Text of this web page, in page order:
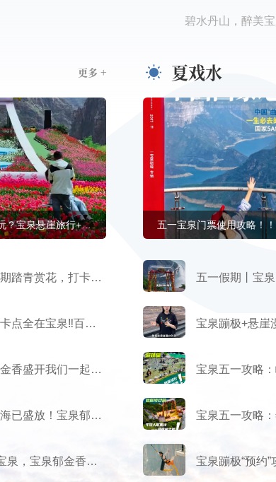
碧水丹山，醉美
更多 +
清明节假期怎么玩？宝泉悬崖旅行+郁金香花海
清明假期踏青赏花，打卡宝泉郁金香花海
这些打卡点全在宝泉‼️百万郁金香盛花期‼️
待到郁金香盛开我们一起去宝泉好不好
百万花海已盛放！宝泉郁金香迎来“最佳赏花季”！
“郁”见宝泉，宝泉郁金香踏青赏花节3.8开幕！
夏戏水
五一宝泉门票使用攻略！！
宝泉蹦极“预约”